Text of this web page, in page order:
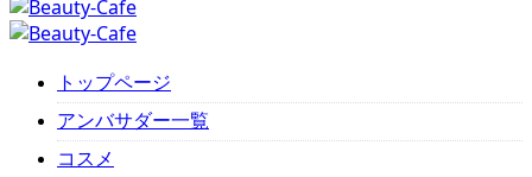
トップページ
アンバサダー一覧
コスメ